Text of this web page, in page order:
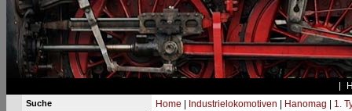
Suche Home Industrielokomotiven Hanomag 1.